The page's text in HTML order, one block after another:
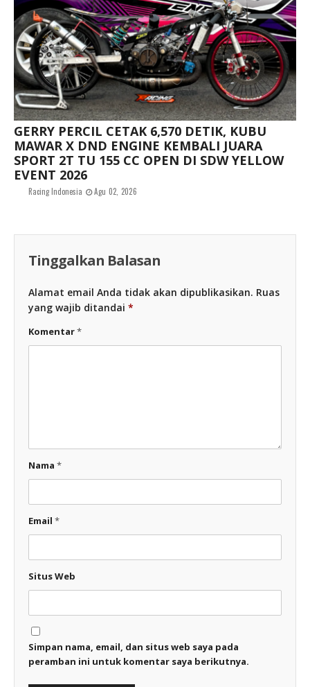
GERRY PERCIL CETAK 6,570 DETIK, KUBU
MAWAR X DND ENGINE KEMBALI JUARA
SPORT 2T TU 155 CC OPEN DI SDW YELLOW
EVENT 2026
Racing Indonesia Agu 02, 2026
Tinggalkan Balasan
Alamat email Anda tidak akan dipublikasikan. Ruas
yang wajib ditandai *
Komentar*
Nama *
Email *
Situs Web
Simpan nama, email, dan situs web saya pada
peramban ini untuk komentar saya berikutnya.